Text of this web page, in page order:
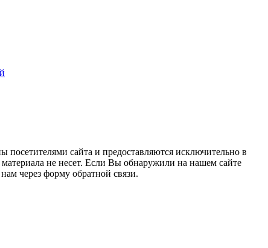
сайта и предоставляются исключительно в
не несет. Если Вы обнаружили на нашем сайте
через форму обратной связи.